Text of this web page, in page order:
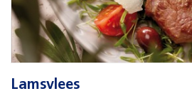
Lamsvlees